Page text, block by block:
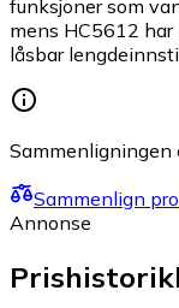
funksjoner som
mens HC5612
låsbar
Sammenligningen
Sammenlign
Annonse